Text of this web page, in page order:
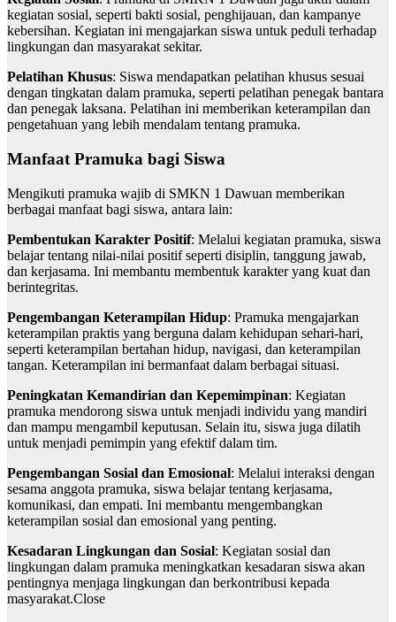
kegiatan sosial, seperti bakti sosial, penghijauan, dan kampanye
kebersihan. Kegiatan ini mengajarkan siswa untuk peduli terhadap
lingkungan dan masyarakat sekitar.
Pelatihan Khusus: Siswa mendapatkan pelatihan khusus sesuai
dengan tingkatan dalam pramuka, seperti pelatihan penegak bantara
dan penegak laksana. Pelatihan ini memberikan keterampilan dan
pengetahuan yang lebih mendalam tentang pramuka.
Manfaat Pramuka bagi Siswa
Mengikuti pramuka wajib di SMKN 1 Dawuan memberikan
berbagai manfaat bagi siswa, antara lain:
Pembentukan Karakter Positif: Melalui kegiatan pramuka, siswa
belajar tentang nilai-nilai positif seperti disiplin, tanggung jawab,
dan kerjasama. Ini membantu membentuk karakter yang kuat dan
berintegritas.
Pengembangan Keterampilan Hidup: Pramuka mengajarkan
keterampilan praktis yang berguna dalam kehidupan sehari-hari,
seperti keterampilan bertahan hidup, navigasi, dan keterampilan
tangan. Keterampilan ini bermanfaat dalam berbagai situasi.
Peningkatan Kemandirian dan Kepemimpinan: Kegiatan
pramuka mendorong siswa untuk menjadi individu yang mandiri
dan mampu mengambil keputusan. Selain itu, siswa juga dilatih
untuk menjadi pemimpin yang efektif dalam tim.
Pengembangan Sosial dan Emosional: Melalui interaksi dengan
sesama anggota pramuka, siswa belajar tentang kerjasama,
komunikasi, dan empati. Ini membantu mengembangkan
keterampilan sosial dan emosional yang penting.
Kesadaran Lingkungan dan Sosial: Kegiatan sosial dan
lingkungan dalam pramuka meningkatkan kesadaran siswa akan
pentingnya menjaga lingkungan dan berkontribusi kepada
masyarakat.Close